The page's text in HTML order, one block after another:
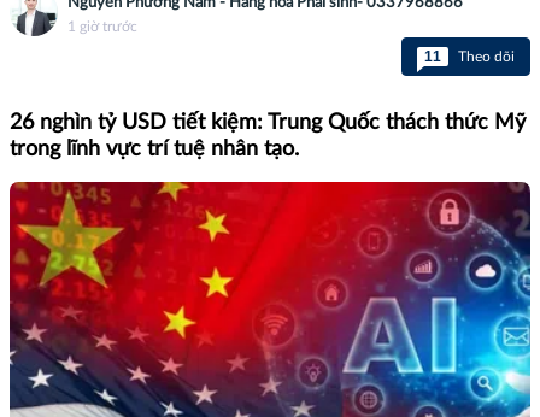
Nguyễn Phương Nam - Hàng hoá Phái sinh- 0337968866
1 giờ trước
11 Theo dõi
26 nghìn tỷ USD tiết kiệm: Trung Quốc thách thức Mỹ
trong lĩnh vực trí tuệ nhân tạo.